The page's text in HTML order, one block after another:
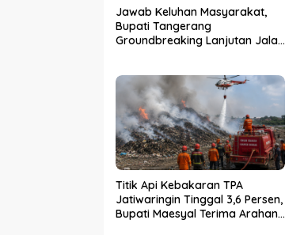
Jawab Keluhan Masyarakat,
Bupati Tangerang
Groundbreaking Lanjutan Jalan
Titik Api Kebakaran TPA
Jatiwaringin Tinggal 3,6 Persen,
Bupati Maesyal Terima Arahan